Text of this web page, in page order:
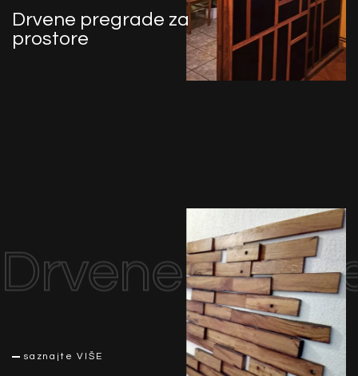
Drvene pregrade za
prostore
saznajte VIŠE